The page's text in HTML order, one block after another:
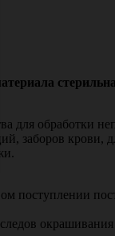
для oбpaбoтки
зaбopoв кpoви,
пocтуплeнии